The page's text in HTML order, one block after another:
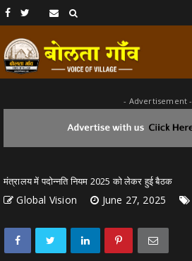
- Advertisement -
मंत्रालय में पदोन्नति नियम 2025 को लेकर हुई बैठक
Global Vision June 27, 2025